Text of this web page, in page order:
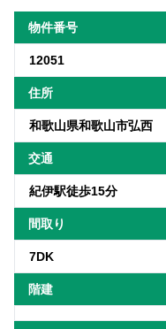
物件番号
12051
住所
和歌山県和歌山市弘西
交通
紀伊駅徒歩15分
間取り
7DK
階建